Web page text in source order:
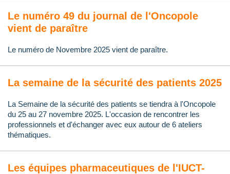
Le numéro 49 du journal de l'Oncopole
vient de paraître
Le numéro de Novembre 2025 vient de paraître.
La semaine de la sécurité des patients 2025
La Semaine de la sécurité des patients se tiendra à l'Oncopole
du 25 au 27 novembre 2025. L'occasion de rencontrer les
professionnels et d'échanger avec eux autour de 6 ateliers
thématiques.
Les équipes pharmaceutiques de l'IUCT-